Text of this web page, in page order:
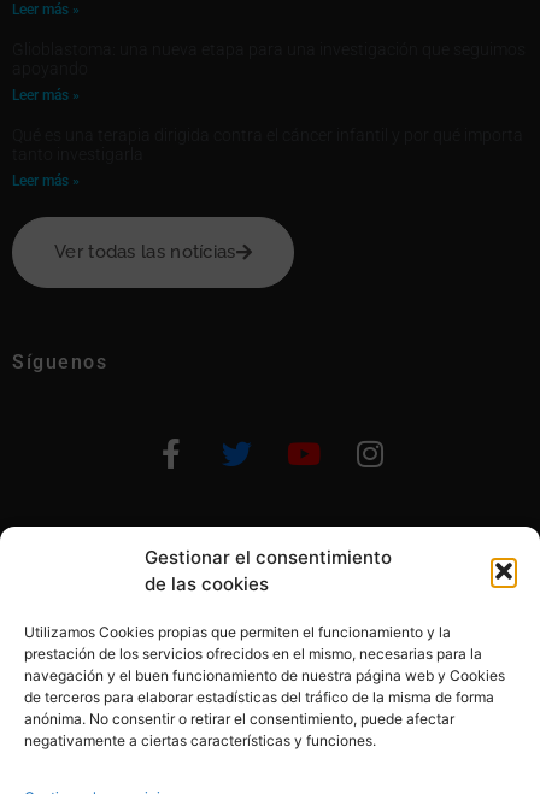
Gestionar el consentimiento
de las cookies
Utilizamos Cookies propias que permiten el funcionamiento y la
prestación de los servicios ofrecidos en el mismo, necesarias para la
navegación y el buen funcionamiento de nuestra página web y Cookies
de terceros para elaborar estadísticas del tráfico de la misma de forma
anónima. No consentir o retirar el consentimiento, puede afectar
negativamente a ciertas características y funciones.
Leer más »
Leer más »
Leer más »
Ver todas las notícias
Síguenos
Otras formas de ayudar
© 2020, Fundación Alba Pérez. All Rights Reserved